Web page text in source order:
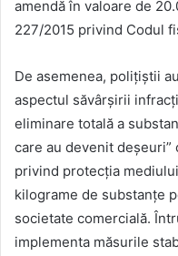
amendă în valoare de
227/2015 privind Codul
De asemenea, polițiștii
aspectul săvârșirii
eliminare totală a
care au devenit deșeuri”
privind protecția
kilograme de substanțe
societate comercială.
implementa măsurile